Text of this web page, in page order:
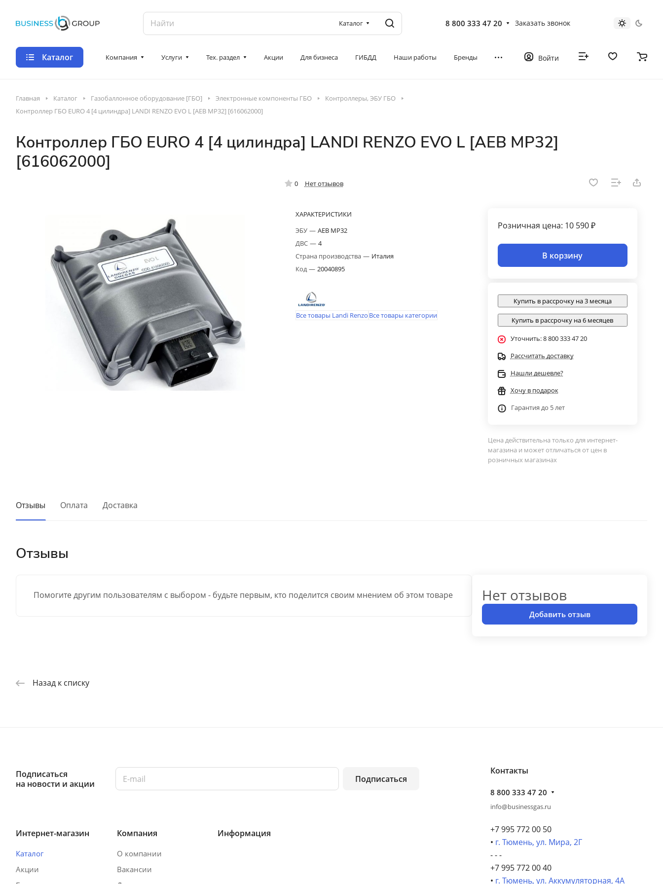
Каталог 8 800 333 47 20 Заказать звонок
Каталог Компания Услуги Тех. раздел Акции Для бизнеса ГИБДД Наши работы Бренды Войти
Главная Каталог Газобаллонное оборудование [ГБО] Электронные компоненты ГБО
Контроллеры, ЭБУ ГБО
Контроллер ГБО EURO 4 [4 цилиндра] LANDI RENZO EVO L [AEB MP32] [616062000]
Контроллер ГБО EURO 4 [4 цилиндра] LANDI RENZO EVO L [AEB MP32]
[616062000]
0 Нет отзывов
ХАРАКТЕРИСТИКИ
ЭБУ — AEB MP32
ДВС — 4
Страна производства — Италия
Код— 20040895
Все товары Landi Renzo Все товары категории
Розничная цена: 10 590 ₽
В корзину
Купить в рассрочку на 3 месяца
Купить в рассрочку на 6 месяцев
Уточнить: 8 800 333 47 20
Рассчитать доставку
Нашли дешевле?
Хочу в подарок
Гарантия до 5 лет
Цена действительна только для интернет-
магазина и может отличаться от цен в
розничных магазинах
Отзывы Оплата Доставка
Отзывы
Помогите другим пользователям с выбором - будьте первым, кто поделится своим мнением об этом товаре Нет отзывов
Добавить отзыв
Назад к списку
Подписаться
на новости и акции
Подписаться
Интернет-магазин
Каталог
Акции
Компания
О компании
Вакансии
Информация
Контакты
8 800 333 47 20
info@businessgas.ru
+7 995 772 00 50
• г. Тюмень, ул. Мира, 2Г
- - -
+7 995 772 00 40
• г. Тюмень, ул. Аккумуляторная, 4А